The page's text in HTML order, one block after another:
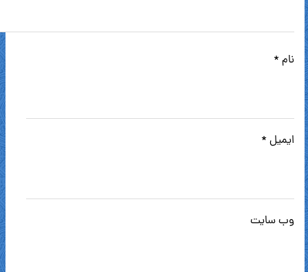
نام *
ایمیل *
وب‌ سایت